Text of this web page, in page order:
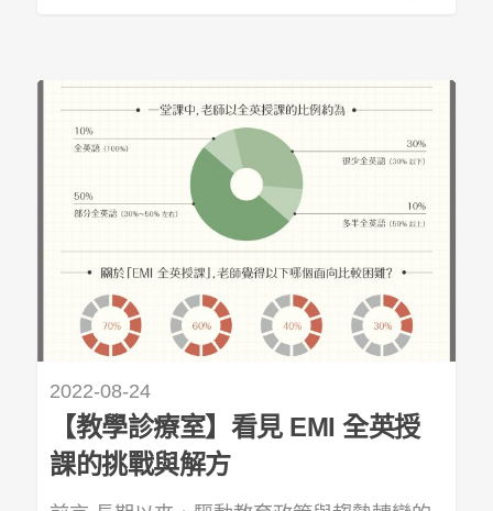
2022-08-24
【教學診療室】看見 EMI 全英授
課的挑戰與解方